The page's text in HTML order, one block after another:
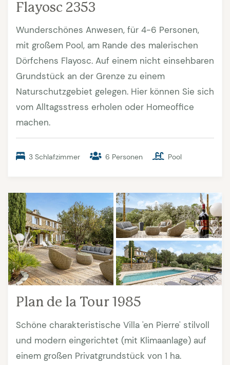
Flayosc 2353
Wunderschönes Anwesen, für 4-6 Personen,
mit großem Pool, am Rande des malerischen
Dörfchens Flayosc. Auf einem nicht einsehbaren
Grundstück an der Grenze zu einem
Naturschutzgebiet gelegen. Hier können Sie sich
vom Alltagsstress erholen oder Homeoffice
machen.
3 Schlafzimmer 6 Personen Pool
Plan de la Tour 1985
Schöne charakteristische Villa 'en Pierre' stilvoll
und modern eingerichtet (mit Klimaanlage) auf
einem großen Privatgrundstück von 1 ha.